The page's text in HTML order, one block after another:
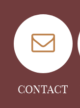
CONTACT